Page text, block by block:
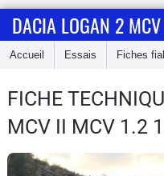
Accueil
Essais
Guide
d'achat
DACIA LOGAN 2 MCV
Accueil Essais Fiches
FICHE
MCV II MCV 1.2